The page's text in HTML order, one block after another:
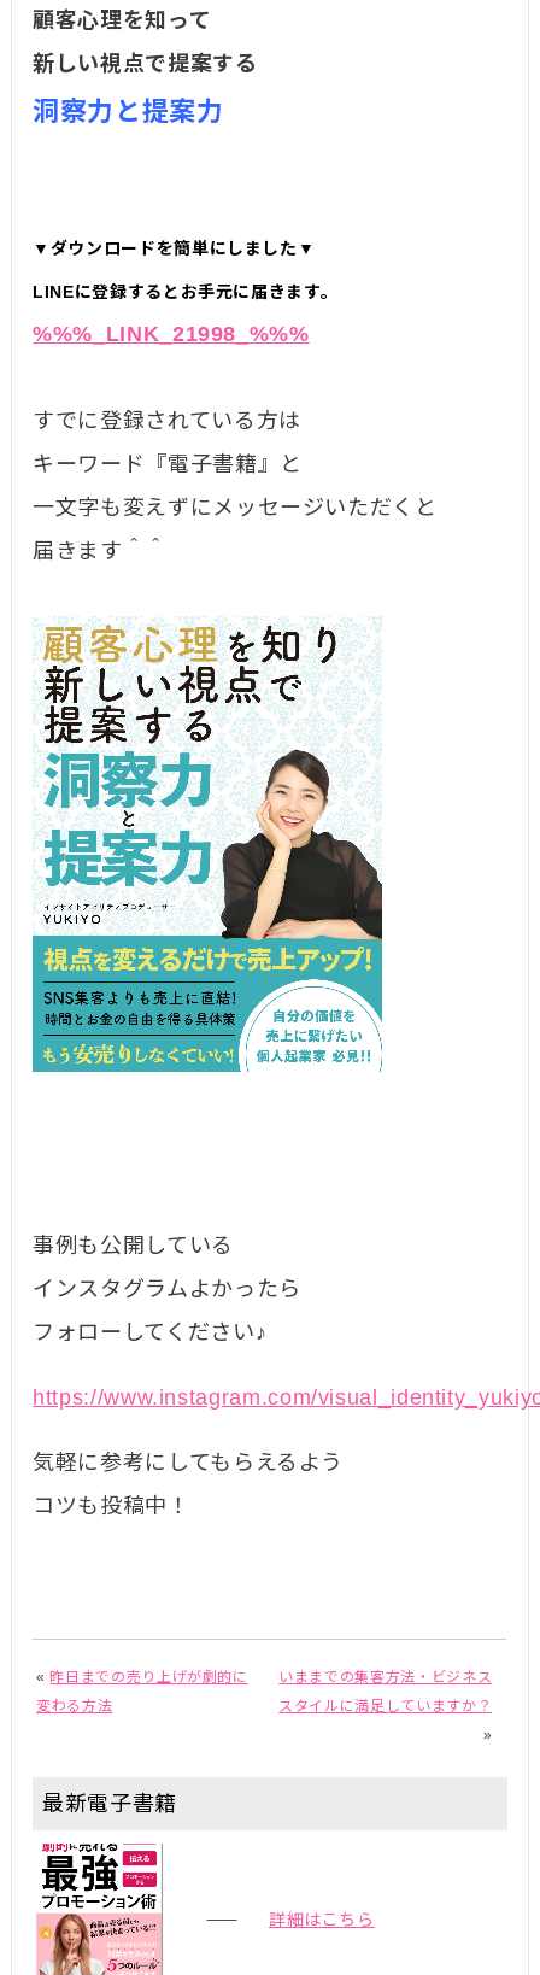
顧客心理を知って
新しい視点で提案する
洞察力と提案力
▼ダウンロードを簡単にしました▼
LINEに登録するとお手元に届きます。
%%%_LINK_21998_%%%
すでに登録されている方は
キーワード『電子書籍』と
一文字も変えずにメッセージいただくと
届きます＾＾
事例も公開している
インスタグラムよかったら
フォローしてください♪
https://www.instagram.com/
気軽に参考にしてもらえるよう
コツも投稿中！
« 昨日までの売り上げが劇的に
変わる方法
いままでの集客方法・ビジネス
スタイルに満足していますか？
»
最新電子書籍
詳細はこちら